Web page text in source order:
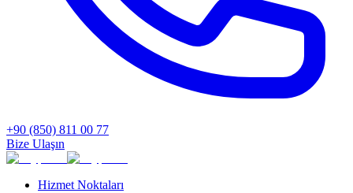
+90 (850) 811 00 77
Bize Ulaşın
Hizmet Noktaları